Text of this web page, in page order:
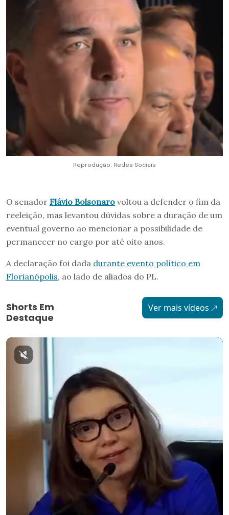
Reprodução: Redes Sociais
O senador Flávio Bolsonaro voltou a defender o fim da
reeleição, mas levantou dúvidas sobre a duração de um
eventual governo ao mencionar a possibilidade de
permanecer no cargo por até oito anos.
A declaração foi dada durante evento político em
Florianópolis, ao lado de aliados do PL.
Shorts Em
Destaque
Ver mais vídeos